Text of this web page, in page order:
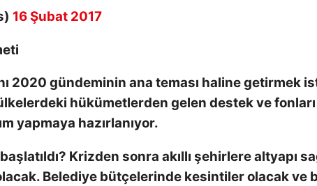
16 Şubat 2017
2020 gündeminin ana teması haline getirmek
hükümetlerden gelen destek ve
yapmaya hazırlanıyor.
Krizden sonra akıllı şehirlere altyapı
Belediye bütçelerinde kesintiler olacak ve